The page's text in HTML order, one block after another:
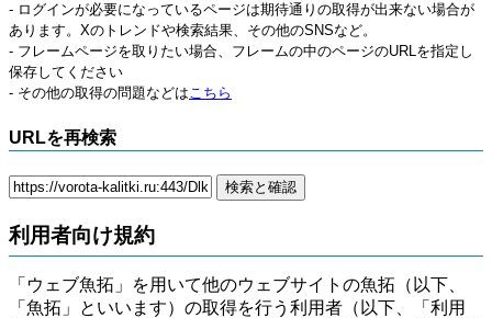
- ログインが必要になっているページは期待通りの取得が出来ない場合が
あります。Xのトレンドや検索結果、その他のSNSなど。
- フレームページを取りたい場合、フレームの中のページのURLを指定し
保存してください
- その他の取得の問題などはこちら
URLを再検索
利用者向け規約
「ウェブ魚拓」を用いて他のウェブサイトの魚拓（以下、
「魚拓」といいます）の取得を行う利用者（以下、「利用